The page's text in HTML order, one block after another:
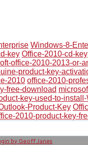
Windows-8-
key Office-2010-cd-key
office-2010-2013-or-
product-key-
2010 office-2010-
free-download
key-used-to-
Product-Key
2010-product-key-
by Geoff Janes